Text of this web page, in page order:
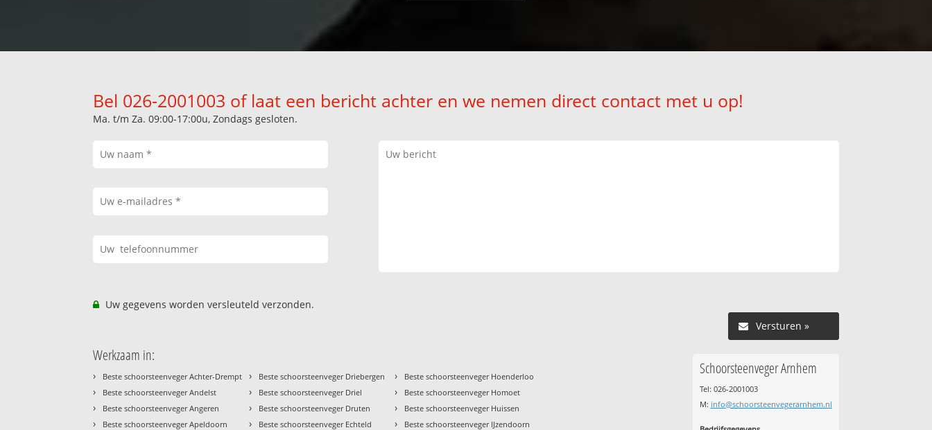
Bel 026-2001003 of laat een bericht achter en we nemen direct contact met u op!
Ma. t/m Za. 09:00-17:00u, Zondags gesloten.
Uw gegevens worden versleuteld verzonden.
Versturen »
Werkzaam in:
› Beste schoorsteenveger Achter-Drempt
› Beste schoorsteenveger Andelst
› Beste schoorsteenveger Angeren
› Beste schoorsteenveger Apeldoorn
› Beste schoorsteenveger Driebergen
› Beste schoorsteenveger Driel
› Beste schoorsteenveger Druten
› Beste schoorsteenveger Echteld
› Beste schoorsteenveger Hoenderloo
› Beste schoorsteenveger Homoet
› Beste schoorsteenveger Huissen
› Beste schoorsteenveger IJzendoorn
Schoorsteenveger Arnhem
Tel: 026-2001003
M: info@schoorsteenvegerarnhem.nl